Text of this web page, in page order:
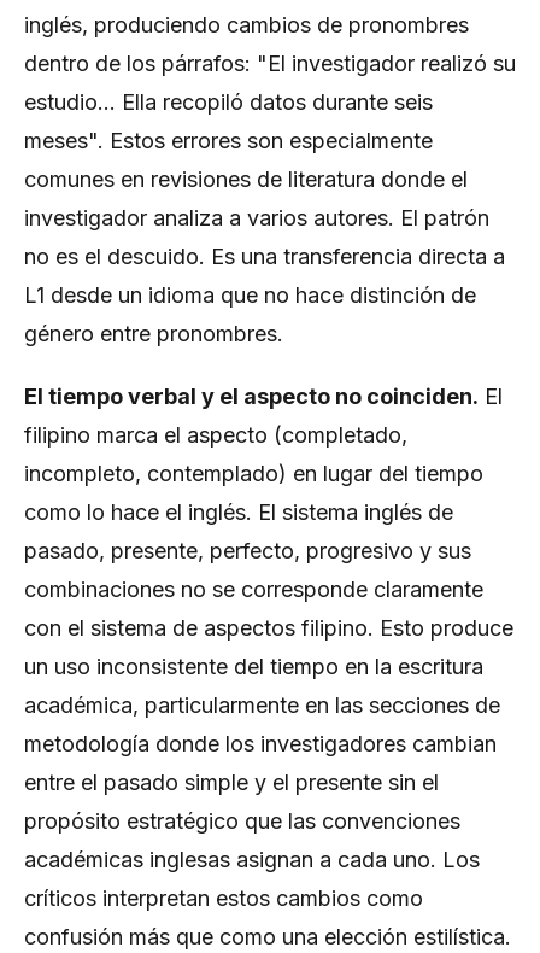
inglés, produciendo cambios de pronombres
dentro de los párrafos: "El investigador realizó su
estudio... Ella recopiló datos durante seis
meses". Estos errores son especialmente
comunes en revisiones de literatura donde el
investigador analiza a varios autores. El patrón
no es el descuido. Es una transferencia directa a
L1 desde un idioma que no hace distinción de
género entre pronombres.
El tiempo verbal y el aspecto no coinciden. El
filipino marca el aspecto (completado,
incompleto, contemplado) en lugar del tiempo
como lo hace el inglés. El sistema inglés de
pasado, presente, perfecto, progresivo y sus
combinaciones no se corresponde claramente
con el sistema de aspectos filipino. Esto produce
un uso inconsistente del tiempo en la escritura
académica, particularmente en las secciones de
metodología donde los investigadores cambian
entre el pasado simple y el presente sin el
propósito estratégico que las convenciones
académicas inglesas asignan a cada uno. Los
críticos interpretan estos cambios como
confusión más que como una elección estilística.